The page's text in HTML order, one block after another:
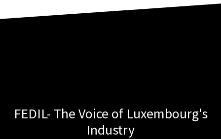
FEDIL- The Voice of Luxembourg's
Industry